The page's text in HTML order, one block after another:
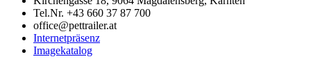
Tel.Nr. +43 660 37 87 700
office@pettrailer.at
Internetpräsenz
Imagekatalog